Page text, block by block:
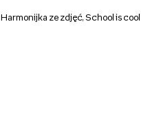
Harmonijka ze zdjęć, School is cool